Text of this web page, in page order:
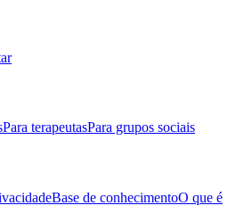
Para terapeutasPara grupos sociais
Base de conhecimentoO que é